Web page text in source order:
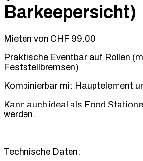
Barkeepersicht)
Mieten von CHF 99.00
Praktische Eventbar auf Rollen
Feststellbremsen)
Kombinierbar mit Hauptelement
Kann auch ideal als Food
werden.
Technische Daten: